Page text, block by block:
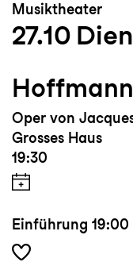
Musiktheater
27.10
Oper von
Grosses Haus
19:30
Einführung 19:00